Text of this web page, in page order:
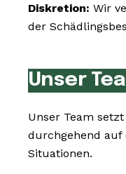
Diskretion: Wir
der
Unser
Unser Team
durchgehend auf
Situationen.